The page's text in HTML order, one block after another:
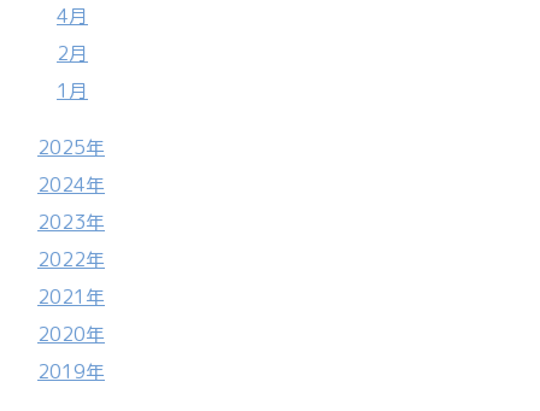
4月
2月
1月
2025年
2024年
2023年
2022年
2021年
2020年
2019年